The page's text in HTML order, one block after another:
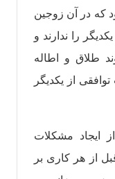
که در آن زوجین
را ندارند و
طلاق و اطاله
از یکدیگر
ایجاد مشکلات
از هر کاری بر